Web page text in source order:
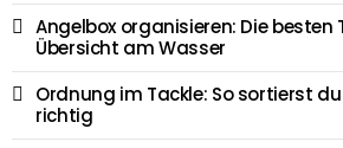
Angelbox organisieren: Die besten
Übersicht am Wasser
Ordnung im Tackle: So sortierst
richtig